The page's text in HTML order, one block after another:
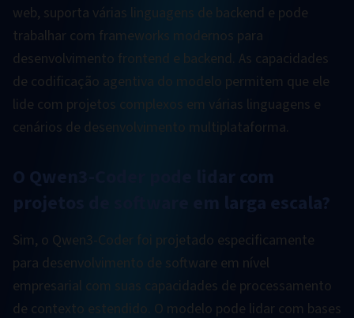
web, suporta várias linguagens de backend e pode
trabalhar com frameworks modernos para
desenvolvimento frontend e backend. As capacidades
de codificação agentiva do modelo permitem que ele
lide com projetos complexos em várias linguagens e
cenários de desenvolvimento multiplataforma.
O Qwen3-Coder pode lidar com
projetos de software em larga escala?
Sim, o Qwen3-Coder foi projetado especificamente
para desenvolvimento de software em nível
empresarial com suas capacidades de processamento
de contexto estendido. O modelo pode lidar com bases